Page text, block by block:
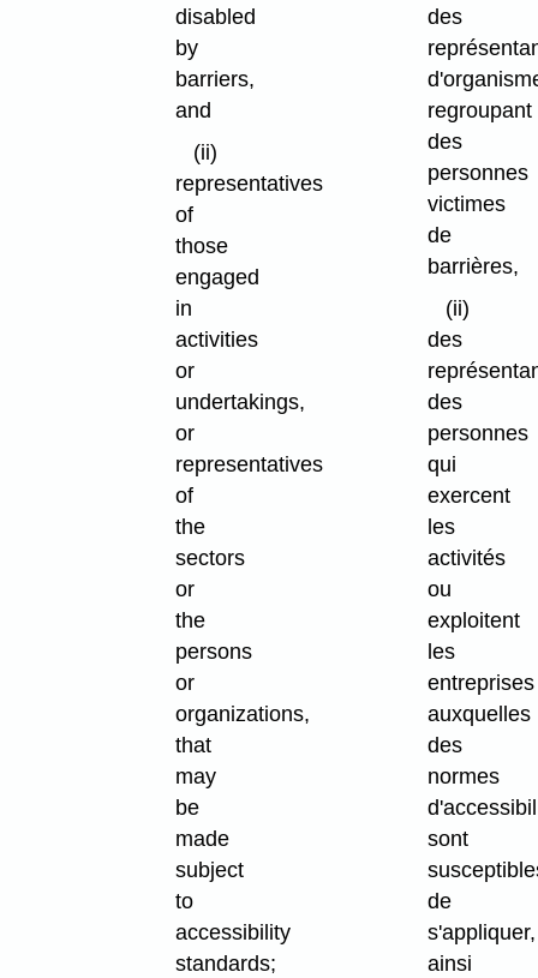
disabled
by
barriers,
and
(ii)
representatives
of
those
engaged
in
activities
or
undertakings,
or
representatives
of
the
sectors
or
the
persons
or
organizations,
that
may
be
made
subject
to
accessibility
standards;
des
regroupant
des
personnes
victimes
de
barrières,
(ii)
des
des
personnes
qui
exercent
les
activités
ou
exploitent
les
entreprises
auxquelles
des
normes
sont
de
s'appliquer,
ainsi